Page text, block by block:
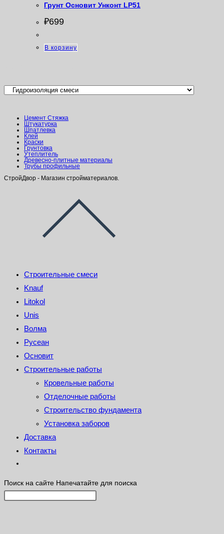
Грунт Основит Унконт LP51
₽699
В корзину
Цемент Стяжка
Штукатурка
Шпатлевка
Клей
Краски
Грунтовка
Утеплитель
Древесно-плитные материалы
Трубы профильные
СтройДвор - Магазин стройматериалов.
Строительные смеси
Knauf
Litokol
Unis
Волма
Русеан
Основит
Строительные работы
Кровельные работы
Отделочные работы
Строительство фундамента
Установка заборов
Доставка
Контакты
Поиск на сайте Напечатайте для поиска